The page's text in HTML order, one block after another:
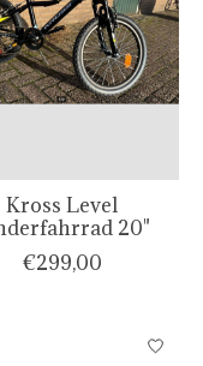
Kross Level
20"
€299,00